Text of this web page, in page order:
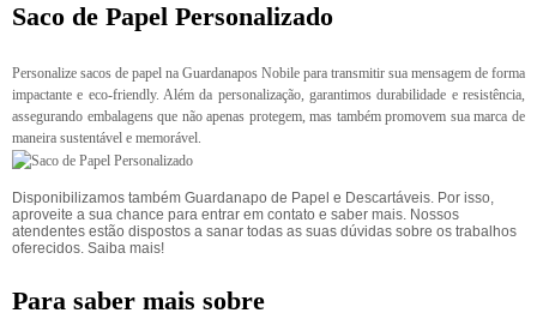
Saco de Papel Personalizado
Personalize sacos de papel na Guardanapos Nobile para transmitir sua mensagem de forma
impactante e eco-friendly. Além da personalização, garantimos durabilidade e resistência,
assegurando embalagens que não apenas protegem, mas também promovem sua marca de
maneira sustentável e memorável.
Disponibilizamos também Guardanapo de Papel e Descartáveis. Por isso,
aproveite a sua chance para entrar em contato e saber mais. Nossos
atendentes estão dispostos a sanar todas as suas dúvidas sobre os trabalhos
oferecidos. Saiba mais!
Para saber mais sobre